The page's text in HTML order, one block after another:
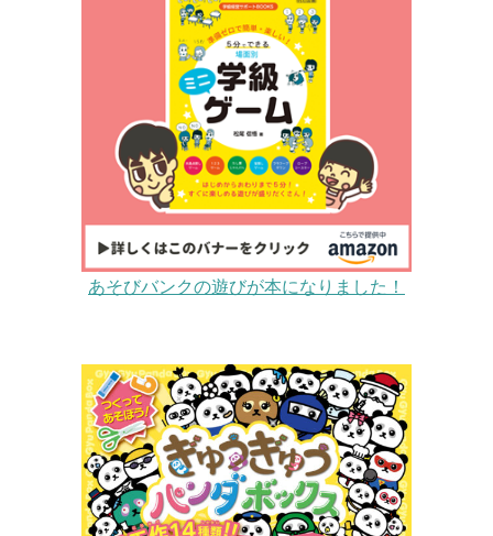
あそびバンクの遊びが本になりました！